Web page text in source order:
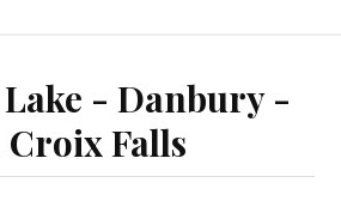
- Danbury -
Croix Falls